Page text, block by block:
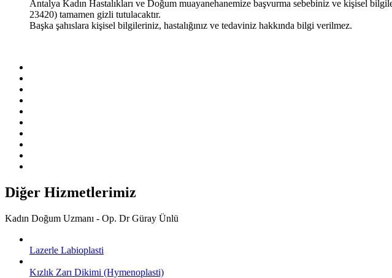
Antalya Kadın Hastalıkları ve Doğum muayanehanemize başvurma sebebiniz ve kişisel
23420) tamamen gizli tutulacaktır.
Başka şahıslara kişisel bilgileriniz, hastalığınız ve tedaviniz hakkında bilgi verilmez.
Diğer Hizmetlerimiz
Kadın Doğum Uzmanı - Op. Dr Güray Ünlü
Lazerle Labioplasti
Kızlık Zarı Dikimi (Hymenoplasti)